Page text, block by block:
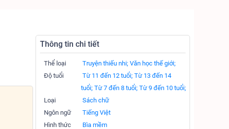
Thông tin chi tiết
Thể loại Truyện thiếu nhi; Văn học thế giới;
Độ tuổi
Từ 11 đến 12 tuổi; Từ 13 đến 14
tuổi; Từ 7 đến 8 tuổi; Từ 9 đến 10 tuổi;
Loại
Sách chữ
Ngôn ngữ
Tiếng Việt
Hình thức
Bìa mềm